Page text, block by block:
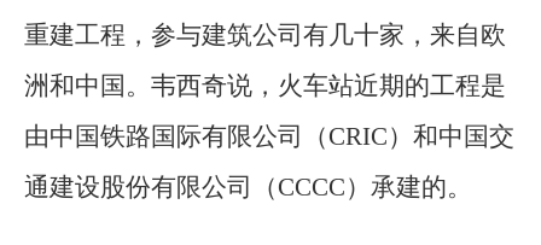
重建工程，参与建筑公司有几十家，来自欧
洲和中国。韦西奇说，火车站近期的工程是
由中国铁路国际有限公司（CRIC）和中国交
通建设股份有限公司（CCCC）承建的。